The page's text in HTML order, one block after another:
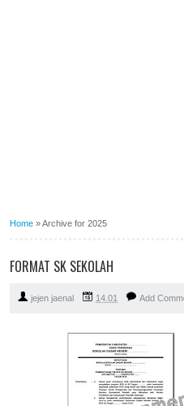
Home »Archive for 2025
FORMAT SK SEKOLAH
jejen jaenal 14.01 Add